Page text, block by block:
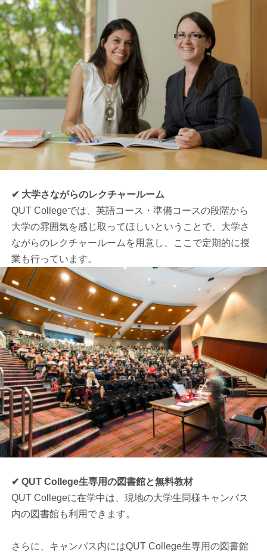
✔ 大学さながらのレクチャールーム
QUT Collegeでは、英語コース・準備コースの段階から
大学の雰囲気を感じ取ってほしいということで、大学さ
ながらのレクチャールームを用意し、ここで定期的に授
業も行っています。
✔ QUT College生専用の図書館と無料教材
QUT Collegeに在学中は、現地の大学生同様キャンパス
内の図書館も利用できます。
さらに、キャンパス内にはQUT College生専用の図書館